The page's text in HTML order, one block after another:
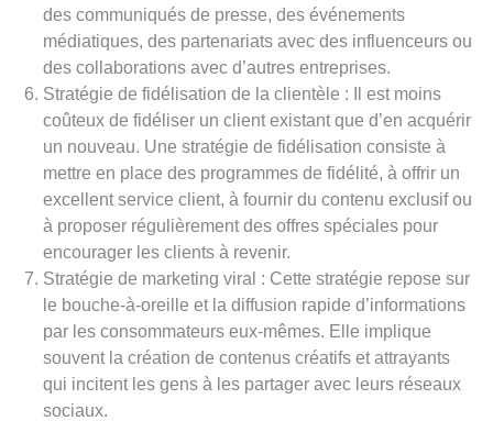
des communiqués de presse, des événements
médiatiques, des partenariats avec des influenceurs ou
des collaborations avec d’autres entreprises.
Stratégie de fidélisation de la clientèle : Il est moins
coûteux de fidéliser un client existant que d’en acquérir
un nouveau. Une stratégie de fidélisation consiste à
mettre en place des programmes de fidélité, à offrir un
excellent service client, à fournir du contenu exclusif ou
à proposer régulièrement des offres spéciales pour
encourager les clients à revenir.
Stratégie de marketing viral : Cette stratégie repose sur
le bouche-à-oreille et la diffusion rapide d’informations
par les consommateurs eux-mêmes. Elle implique
souvent la création de contenus créatifs et attrayants
qui incitent les gens à les partager avec leurs réseaux
sociaux.